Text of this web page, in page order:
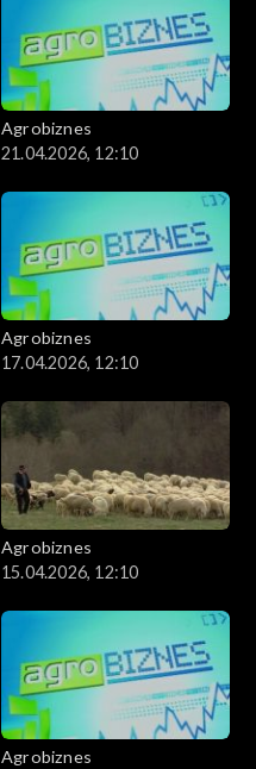
Agrobiznes
21.04.2026, 12:10
Agrobiznes
17.04.2026, 12:10
Agrobiznes
15.04.2026, 12:10
Agrobiznes